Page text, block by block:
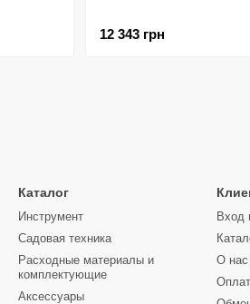
12 343 грн
Каталог
Инструмент
Садовая техника
Расходные материалы и
комплектующие
Аксессуары
Вход
О нас